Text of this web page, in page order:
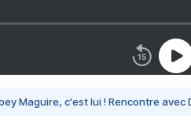
Maguire, c'est lui ! Rencontre avec